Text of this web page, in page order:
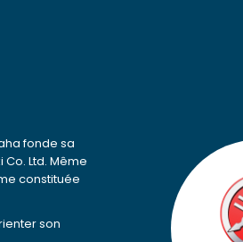
fonde sa
Ltd. Même
constituée
son